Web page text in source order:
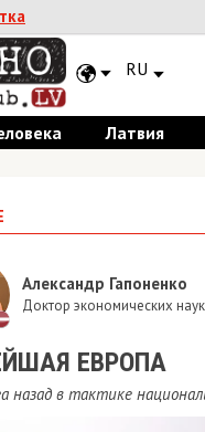
RU
Латвия
Александр Гапоненко
Доктор экономических наук
ЕВРОПА
назад в тактике